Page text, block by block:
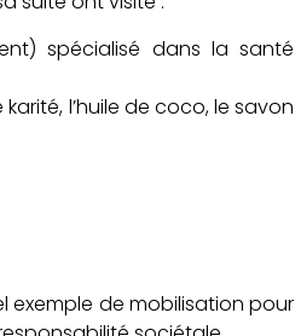
spécialisé dans la santé
l’huile de coco, le savon
exemple de mobilisation pour